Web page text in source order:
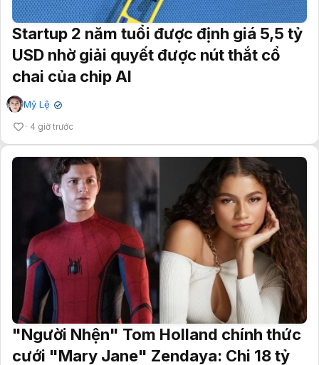
Startup 2 năm tuổi được định giá 5,5 tỷ
USD nhờ giải quyết được nút thắt cổ
chai của chip AI
Mỹ Lệ ✔
4 giờ trước
"Người Nhện" Tom Holland chính thức
cưới "Mary Jane" Zendaya: Chi 18 tỷ